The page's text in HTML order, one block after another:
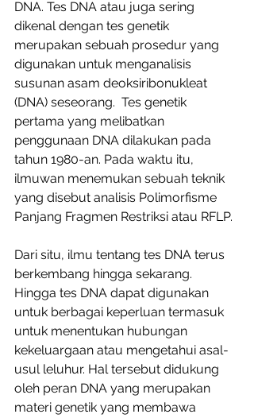
DNA. Tes DNA atau juga sering
dikenal dengan tes genetik
merupakan sebuah prosedur yang
digunakan untuk menganalisis
susunan asam deoksiribonukleat
(DNA) seseorang.  Tes genetik
pertama yang melibatkan
penggunaan DNA dilakukan pada
tahun 1980-an. Pada waktu itu,
ilmuwan menemukan sebuah teknik
yang disebut analisis Polimorfisme
Panjang Fragmen Restriksi atau RFLP.
Dari situ, ilmu tentang tes DNA terus
berkembang hingga sekarang.
Hingga tes DNA dapat digunakan
untuk berbagai keperluan termasuk
untuk menentukan hubungan
kekeluargaan atau mengetahui asal-
usul leluhur. Hal tersebut didukung
oleh peran DNA yang merupakan
materi genetik yang membawa